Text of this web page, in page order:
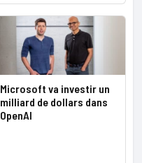
Microsoft va investir un
milliard de dollars dans
OpenAI